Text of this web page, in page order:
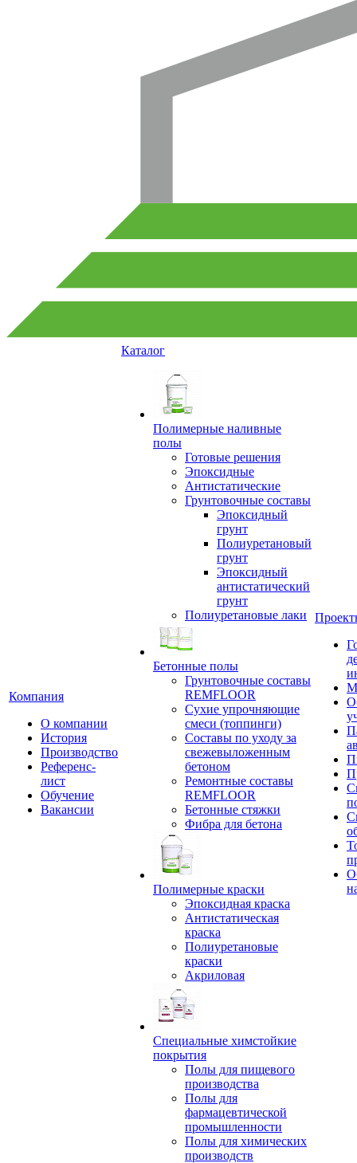
Компания
О компании
История
Производство
Референс-
лист
Обучение
Вакансии
Каталог
Полимерные наливные
полы
Готовые решения
Эпоксидные
Антистатические
Грунтовочные составы
Эпоксидный
грунт
Полиуретановый
грунт
Эпоксидный
антистатический
грунт
Полиуретановые лаки
Бетонные полы
Грунтовочные составы
REMFLOOR
Сухие упрочняющие
смеси (топпинги)
Составы по уходу за
свежевыложенным
бетоном
Ремонтные составы
REMFLOOR
Бетонные стяжки
Фибра для бетона
Полимерные краски
Эпоксидная краска
Антистатическая
краска
Полиуретановые
краски
Акриловая
Специальные химстойкие
покрытия
Полы для пищевого
производства
Полы для
фармацевтической
промышленности
Полы для химических
производств